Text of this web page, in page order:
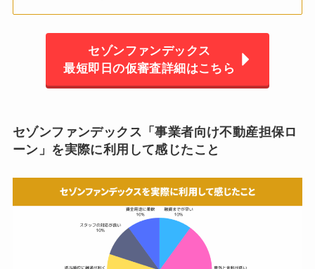
セゾンファンデックス
最短即日の仮審査詳細はこちら
セゾンファンデックス「事業者向け不動産担保ロ
ーン」を実際に利用して感じたこと